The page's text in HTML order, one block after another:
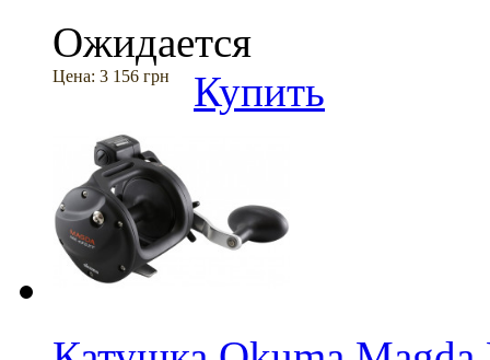
Ожидается
Цена: 3 156 грн Купить